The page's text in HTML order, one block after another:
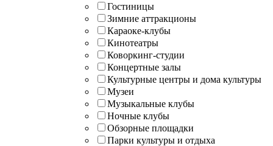
Гостиницы
Зимние аттракционы
Караоке-клубы
Кинотеатры
Коворкинг-студии
Концертные залы
Культурные центры и дома культуры
Музеи
Музыкальные клубы
Ночные клубы
Обзорные площадки
Парки культуры и отдыха